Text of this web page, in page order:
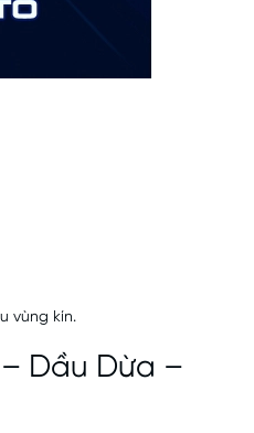
vùng kín.
– Dầu Dừa –